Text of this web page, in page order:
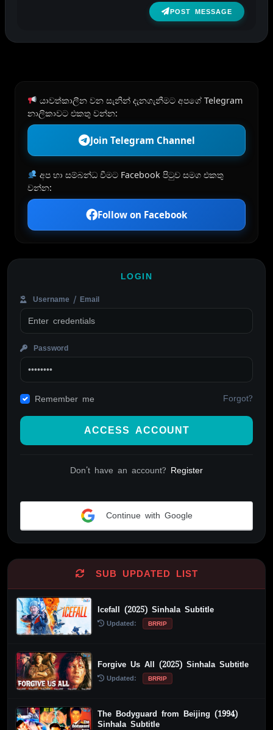
POST MESSAGE
යාවත්කාලීන වන සැනින් දැනගැනීමට අපගේ Telegram
නාලිකාවට එකතු වන්න:
Join Telegram Channel
අප හා සම්බන්ධ වීමට Facebook පිටුව සමග එකතු
වන්න:
Follow on Facebook
LOGIN
Username / Email
Password
Remember me Forgot?
ACCESS ACCOUNT
Don't have an account? Register
Continue with Google
SUB UPDATED LIST
Icefall (2025) Sinhala Subtitle
Updated: BRRIP
Forgive Us All (2025) Sinhala Subtitle
Updated: BRRIP
The Bodyguard from Beijing (1994)
Sinhala Subtitle